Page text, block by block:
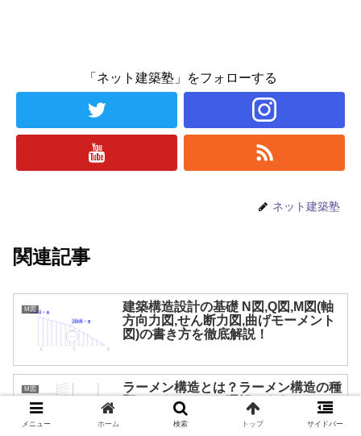
「ネット建築塾」をフォローする
ネット建築塾
関連記事
M図
建築構造設計の基礎 N図,Q図,M図(軸
方向力図,せん断力図,曲げモーメント
図)の書き方を徹底解説！
M図
ラーメン構造とは？ラーメン構造の種
類３つをしっかり理解しよう！
メニュー ホーム 検索 トップ サイドバー